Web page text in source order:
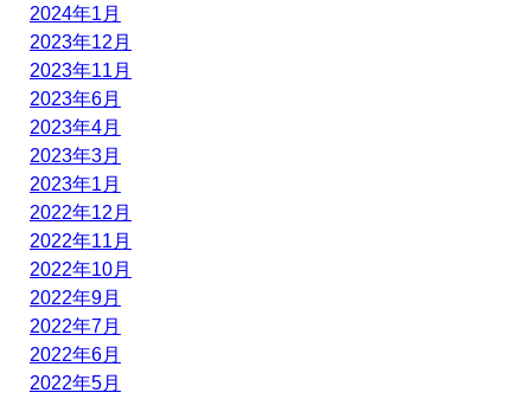
2024年1月
2023年12月
2023年11月
2023年6月
2023年4月
2023年3月
2023年1月
2022年12月
2022年11月
2022年10月
2022年9月
2022年7月
2022年6月
2022年5月